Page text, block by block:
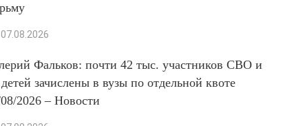
07.08.2026
Фальков: почти 42 тыс. участников СВО и
зачислены в вузы по отдельной квоте
2026 – Новости